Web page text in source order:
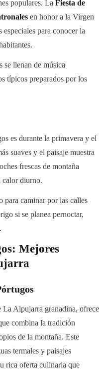
populares. La Fiesta de
en honor a la Virgen
para conocer la
se llenan de música
típicos preparados por los
es durante la primavera y el
suaves y el paisaje muestra
frescas de montaña
calor diurno.
para caminar por las calles
si se planea pernoctar,
Mejores
La Alpujarra granadina, ofrece
combina la tradición
de la montaña. Este
termales y paisajes
rica oferta culinaria que